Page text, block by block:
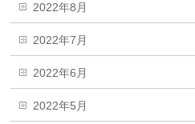
2022年8月
2022年7月
2022年6月
2022年5月